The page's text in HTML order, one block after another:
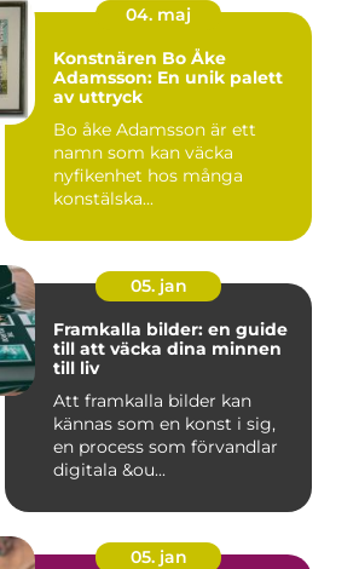
04. maj
Konstnären Bo Åke
Adamsson: En unik palett
av uttryck
Bo åke Adamsson är ett
namn som kan väcka
nyfikenhet hos många
konstälska...
05. jan
Framkalla bilder: en guide
till att väcka dina minnen
till liv
Att framkalla bilder kan
kännas som en konst i sig,
en process som förvandlar
digitala &ou...
05. jan